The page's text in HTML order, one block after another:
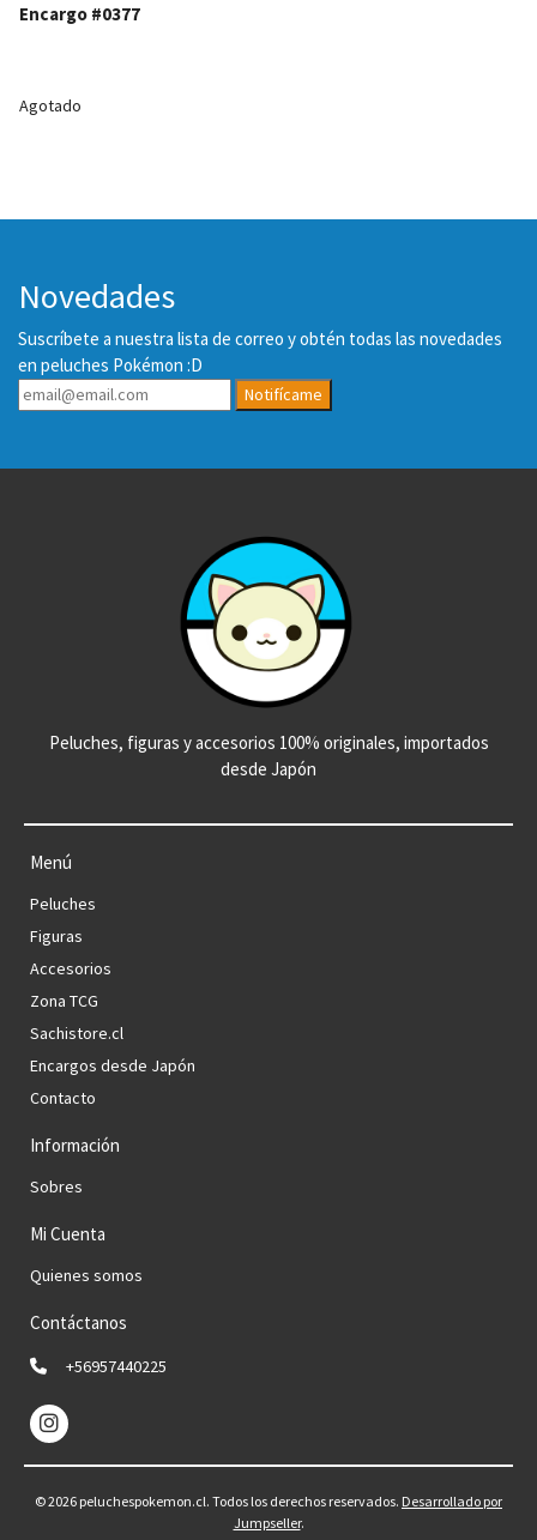
Encargo #0377
Agotado
Novedades
Suscríbete a nuestra lista de correo y obtén todas las novedades
en peluches Pokémon :D
Notifícame
Peluches, figuras y accesorios 100% originales, importados
desde Japón
Menú
Peluches
Figuras
Accesorios
Zona TCG
Sachistore.cl
Encargos desde Japón
Contacto
Información
Sobres
Mi Cuenta
Quienes somos
Contáctanos
+56957440225
© 2026 peluchespokemon.cl. Todos los derechos reservados. Desarrollado por
Jumpseller.